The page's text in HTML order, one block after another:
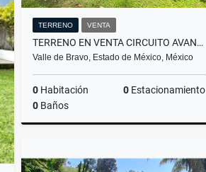
TERRENO VENTA
TERRENO EN VENTA CIRCUITO AVANDARO
Valle de Bravo, Estado de México, México
0 Habitación 0 Estacionamiento
0 Baños
$25,000,000